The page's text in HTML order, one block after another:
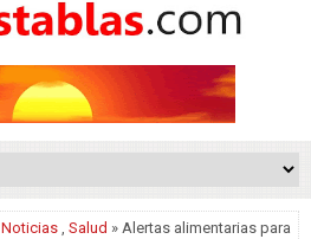
Noticias , Salud » Alertas alimentarias para